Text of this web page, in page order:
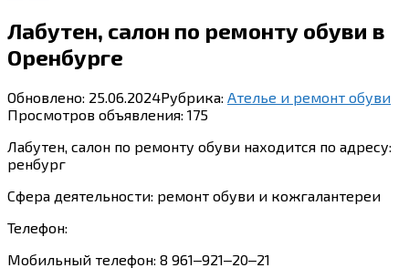
Лабутен, салон по ремонту обуви в
Оренбурге
Обновлено: 25.06.2024Рубрика: Ателье и ремонт обуви
Просмотров объявления: 175
Лабутен, салон по ремонту обуви находится по адресу:
ренбург
Сфера деятельности: ремонт обуви и кожгалантереи
Телефон:
Мобильный телефон: 8 961‒921‒20‒21